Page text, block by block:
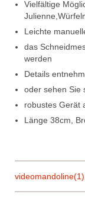
Vielfältige
Leichte
das
werden
Details
oder sehen Sie
robustes Gerät
Länge 38cm,